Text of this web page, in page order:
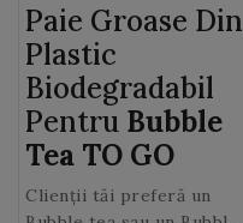
bule din Ceaiurile cu bule
(Bubble tea / Boba tea).
Paie Groase Din
Plastic
Biodegradabil
Pentru Bubble
Tea TO GO
Clienții tăi preferă un